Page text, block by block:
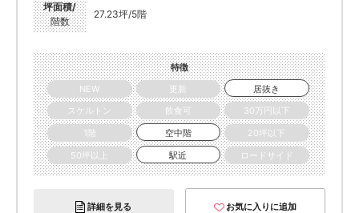
坪面積/
階数
27.23坪/5階
特徴
NEW
更新
居抜き
スケルトン
飲食可
30万円以下
1階
空中階
20坪以下
50坪以上
駅近 ロードサイド
詳細を見る お気に入りに追加